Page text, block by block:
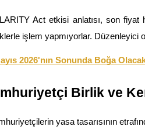
Act etkisi anlatısı, son fiyat
işlem yapmıyorlar. Düzenleyici
2026'nın Sonunda Boğa
Birlik ve
yasa tasarısının